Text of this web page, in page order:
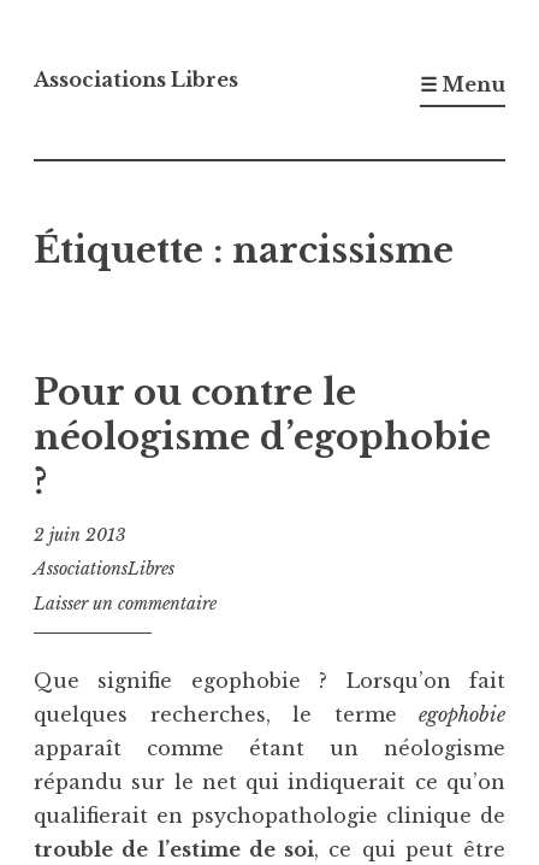
au
Associations Libres ☰ Menu
Étiquette : narcissisme
Pour ou contre le
néologisme d’egophobie
?
2 juin 2013
AssociationsLibres
Laisser un commentaire
Que signifie egophobie ? Lorsqu’on fait
quelques recherches, le terme egophobie
apparaît comme étant un néologisme
répandu sur le net qui indiquerait ce qu’on
qualifierait en psychopathologie clinique de
trouble de l’estime de soi, ce qui peut être